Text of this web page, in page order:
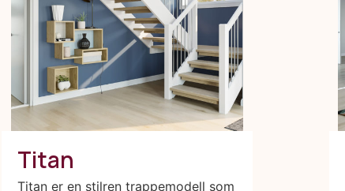
Titan
Titan er en stilren trappemodell som